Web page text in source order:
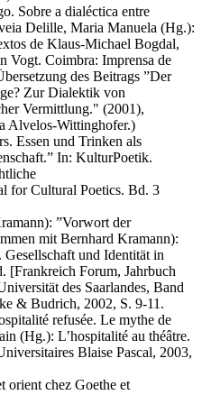
Sobre a dialéctica entre
Delille, Maria Manuela (Hg.):
de Klaus-Michael Bogdal,
Vogt. Coimbra: Imprensa de
des Beitrags ”Der
Zur Dialektik von
Vermittlung." (2001),
Alvelos-Wittinghofer.)
Essen und Trinken als
In: KulturPoetik.
for Cultural Poetics. Bd. 3
”Vorwort der
mit Bernhard Kramann):
und Identität in
[Frankreich Forum, Jahrbuch
des Saarlandes, Band
& Budrich, 2002, S. 9-11.
refusée. Le mythe de
(Hg.): L’hospitalité au théâtre.
Blaise Pascal, 2003,
orient chez Goethe et